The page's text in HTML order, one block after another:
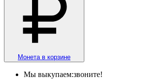
Монета в корзине
Мы выкупаем:звоните!